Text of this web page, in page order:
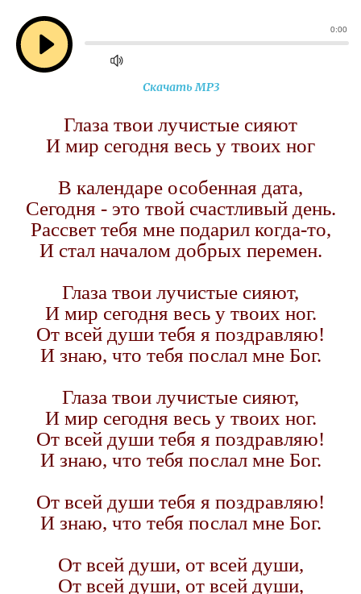
0:00
Скачать MP3
Глаза твои лучистые сияют
И мир сегодня весь у твоих ног
В календаре особенная дата,
Сегодня - это твой счастливый день.
Рассвет тебя мне подарил когда-то,
И стал началом добрых перемен.
Глаза твои лучистые сияют,
И мир сегодня весь у твоих ног.
От всей души тебя я поздравляю!
И знаю, что тебя послал мне Бог.
Глаза твои лучистые сияют,
И мир сегодня весь у твоих ног.
От всей души тебя я поздравляю!
И знаю, что тебя послал мне Бог.
От всей души тебя я поздравляю!
И знаю, что тебя послал мне Бог.
От всей души, от всей души,
От всей души, от всей души,